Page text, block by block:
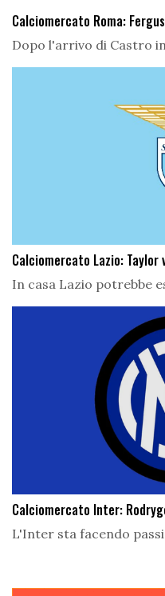
Calciomercato Roma:
Dopo l'arrivo di Castro
Calciomercato Lazio: Taylor
In casa Lazio potrebbe
Calciomercato Inter:
L'Inter sta facendo